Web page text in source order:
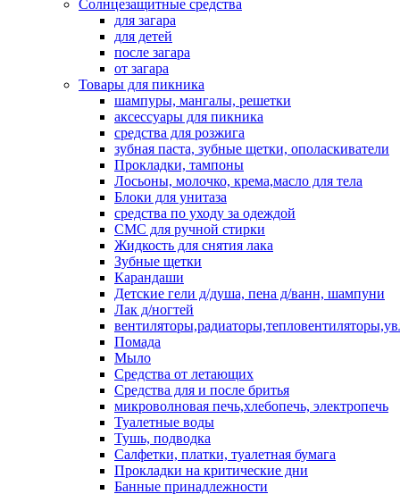
Солнцезащитные средства
для загара
для детей
после загара
от загара
Товары для пикника
шампуры, мангалы, решетки
аксессуары для пикника
средства для розжига
зубная паста, зубные щетки, ополаскиватели
Прокладки, тампоны
Лосьоны, молочко, крема,масло для тела
Блоки для унитаза
средства по уходу за одеждой
СМС для ручной стирки
Жидкость для снятия лака
Зубные щетки
Карандаши
Детские гели д/душа, пена д/ванн, шампуни
Лак д/ногтей
Помада
Мыло
Средства от летающих
Средства для и после бритья
микроволновая печь,хлебопечь, электропечь
Туалетные воды
Тушь, подводка
Салфетки, платки, туалетная бумага
Прокладки на критические дни
Банные принадлежности